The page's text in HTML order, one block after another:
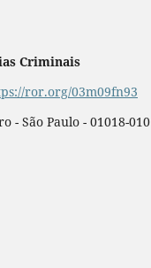
Criminais
ror.org/03m09fn93
- São Paulo - 01018-010